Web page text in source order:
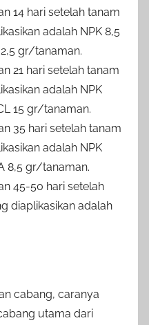
14 hari setelah tanam
adalah NPK 8,5
gr/tanaman.
21 hari setelah tanam
adalah NPK
15 gr/tanaman.
35 hari setelah tanam
adalah NPK
8,5 gr/tanaman.
45-50 hari setelah
diaplikasikan adalah
cabang, caranya
utama dari